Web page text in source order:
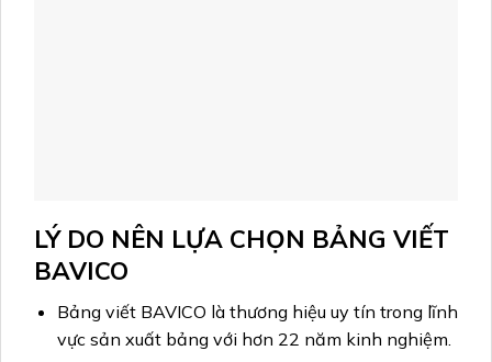
LÝ DO NÊN LỰA CHỌN BẢNG VIẾT
BAVICO
Bảng viết BAVICO là thương hiệu uy tín trong lĩnh
vực sản xuất bảng với hơn 22 năm kinh nghiệm.